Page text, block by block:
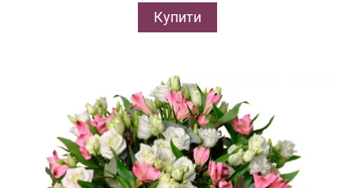
Купити